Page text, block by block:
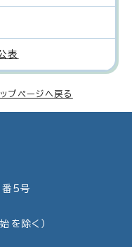
表
ップページへ戻る
5号
を除く）